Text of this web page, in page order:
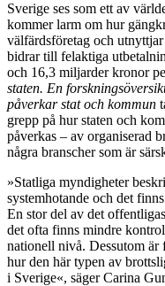
Sverige ses som ett av
kommer larm om hur
välfärdsföretag och
bidrar till felaktiga
och 16,3 miljarder kronor
staten. En
påverkar stat och kommun
grepp på hur staten och
påverkas – av organiserad
några branscher som är
»Statliga myndigheter
systemhotande och det
En stor del av det
det ofta finns mindre
nationell nivå. Dessutom
hur den här typen av
i Sverige«, säger Carina